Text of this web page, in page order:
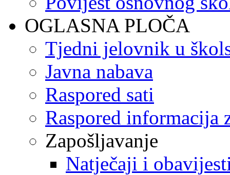
OGLASNA PLOČA
Tjedni jelovnik u
Javna nabava
Raspored sati
Raspored informacija
Zapošljavanje
Natječaji i